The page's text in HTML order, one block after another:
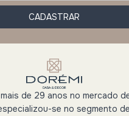
de 29 anos no mercado
se no segmento